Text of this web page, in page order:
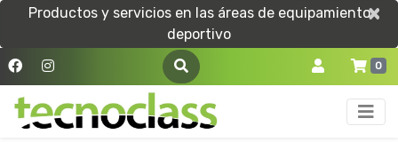
Productos y servicios en las áreas de equipamiento
deportivo
×
×
0